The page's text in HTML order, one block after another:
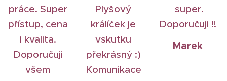
práce. Super
přístup, cena
i kvalita.
Doporučuji
všem
Plyšový
králíček je
vskutku
překrásný :)
Komunikace
super.
Doporučuji !!
Marek